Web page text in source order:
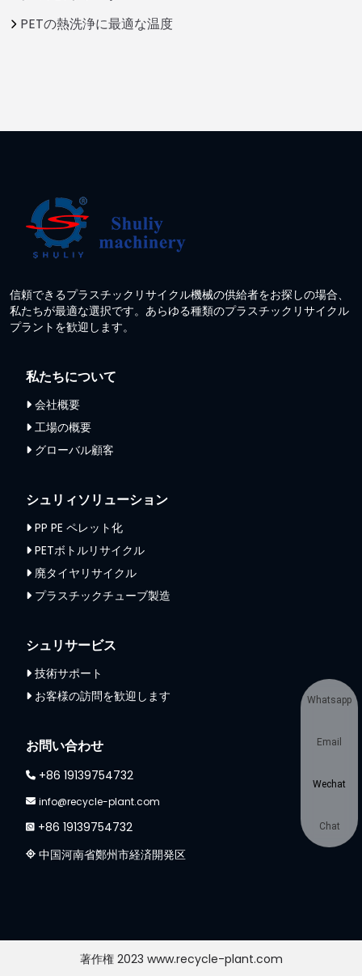
PETの熱洗浄に最適な温度
信頼できるプラスチックリサイクル機械の供給者をお探しの場合、
私たちが最適な選択です。あらゆる種類のプラスチックリサイクル
プラントを歓迎します。
私たちについて
会社概要
工場の概要
グローバル顧客
シュリィソリューション
PP PE ペレット化
PETボトルリサイクル
廃タイヤリサイクル
プラスチックチューブ製造
シュリサービス
技術サポート
お客様の訪問を歓迎します
お問い合わせ
+86 19139754732
info@recycle-plant.com
+86 19139754732
中国河南省鄭州市経済開発区
著作権 2023 www.recycle-plant.com
Whatsapp
Email
Wechat
Chat